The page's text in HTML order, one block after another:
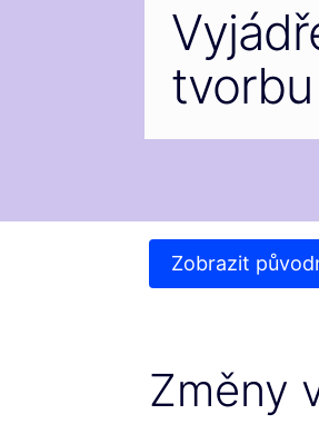
Zobrazit
Změny